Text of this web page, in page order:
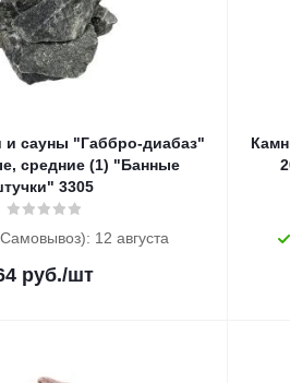
и сауны "Габбро-диабаз"
средние (1) "Банные
3305
12 августа
руб./шт